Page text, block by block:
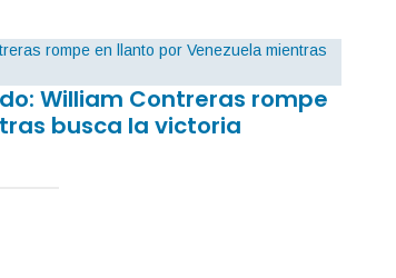
William Contreras rompe
busca la victoria